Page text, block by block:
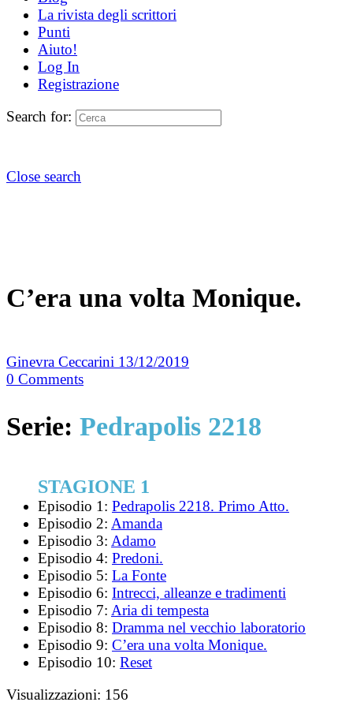
La rivista degli scrittori
Punti
Aiuto!
Log In
Registrazione
Search for:
Close search
C’era una volta Monique.
Ginevra Ceccarini 13/12/2019
0 Comments
Serie: Pedrapolis 2218
STAGIONE 1
Episodio 1: Pedrapolis 2218. Primo Atto.
Episodio 2: Amanda
Episodio 3: Adamo
Episodio 4: Predoni.
Episodio 5: La Fonte
Episodio 6: Intrecci, alleanze e tradimenti
Episodio 7: Aria di tempesta
Episodio 8: Dramma nel vecchio laboratorio
Episodio 9: C’era una volta Monique.
Episodio 10: Reset
Visualizzazioni: 156